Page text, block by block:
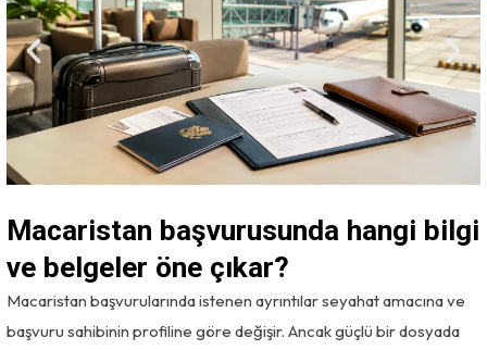
Macaristan başvurusunda hangi bilgi
ve belgeler öne çıkar?
Macaristan başvurularında istenen ayrıntılar seyahat amacına ve
başvuru sahibinin profiline göre değişir. Ancak güçlü bir dosyada